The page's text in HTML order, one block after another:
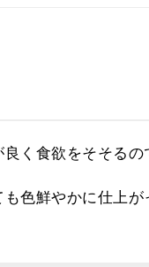
く食欲をそそるの
色鮮やかに仕上